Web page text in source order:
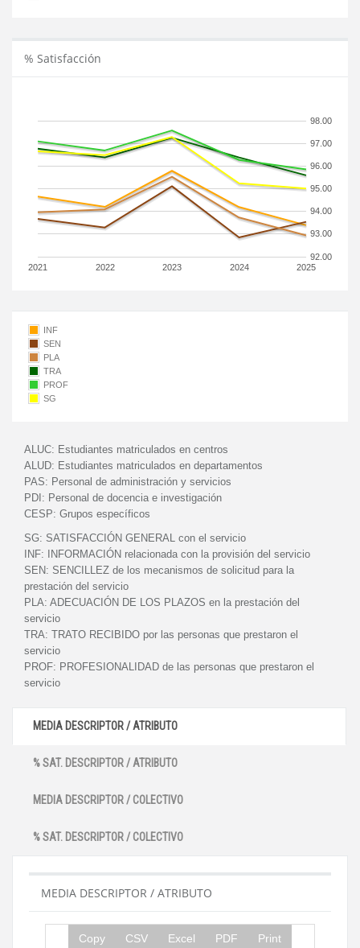
% Satisfacción
2021 2022 2023 2024 2025
92.00
93.00
94.00
95.00
96.00
97.00
98.00
INF
SEN
PLA
TRA
PROF
SG
ALUC: Estudiantes matriculados en centros
ALUD: Estudiantes matriculados en departamentos
PAS: Personal de administración y servicios
PDI: Personal de docencia e investigación
CESP: Grupos específicos
SG: SATISFACCIÓN GENERAL con el servicio
INF:
INFORMACIÓN relacionada con la provisión del servicio
SEN: SENCILLEZ de los mecanismos de solicitud para la
prestación del servicio
PLA: ADECUACIÓN DE LOS PLAZOS en la prestación del
servicio
TRA: TRATO RECIBIDO por las personas que prestaron el
servicio
PROF: PROFESIONALIDAD de las personas que prestaron el
servicio
MEDIA DESCRIPTOR / ATRIBUTO
% SAT. DESCRIPTOR / ATRIBUTO
MEDIA DESCRIPTOR / COLECTIVO
% SAT. DESCRIPTOR / COLECTIVO
MEDIA DESCRIPTOR / ATRIBUTO
Copy CSV Excel PDF Print